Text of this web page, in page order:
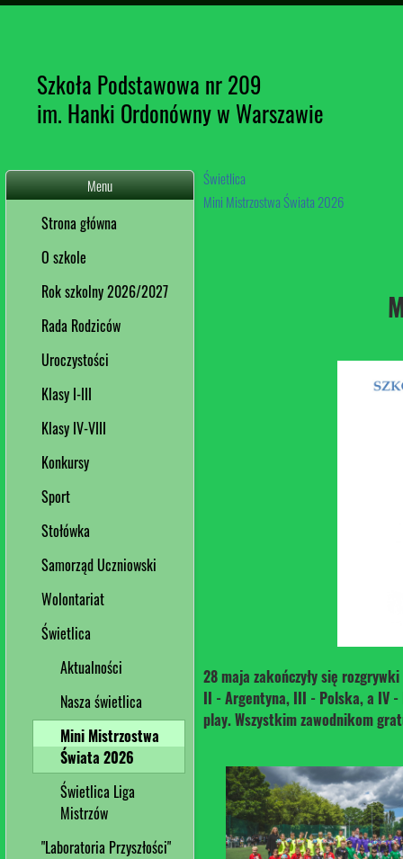
Szkoła Podstawowa nr 209
im. Hanki Ordonówny w Warszawie
Menu
Strona główna
O szkole
Rok szkolny 2026/2027
Rada Rodziców
Uroczystości
Klasy I-III
Klasy IV-VIII
Konkursy
Sport
Stołówka
Samorząd Uczniowski
Wolontariat
Świetlica
Aktualności
Nasza świetlica
Mini Mistrzostwa
Świata 2026
Świetlica Liga
Mistrzów
"Laboratoria Przyszłości"
Świetlica
Mini Mistrzostwa Świata 2026
28 maja zakończyły się
II - Argentyna, III - Polska, a IV -
play. Wszystkim zawodnikom